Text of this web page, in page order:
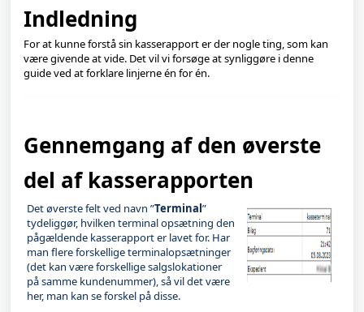
Indledning
For at kunne forstå sin kasserapport er der nogle ting, som kan
være givende at vide. Det vil vi forsøge at synliggøre i denne
guide ved at forklare linjerne én for én.
Gennemgang af den øverste
del af kasserapporten
Det øverste felt ved navn ”Terminal”
tydeliggør, hvilken terminal opsætning den
pågældende kasserapport er lavet for. Har
man flere forskellige terminalopsætninger
(det kan være forskellige salgslokationer
på samme kundenummer), så vil det være
her, man kan se forskel på disse.